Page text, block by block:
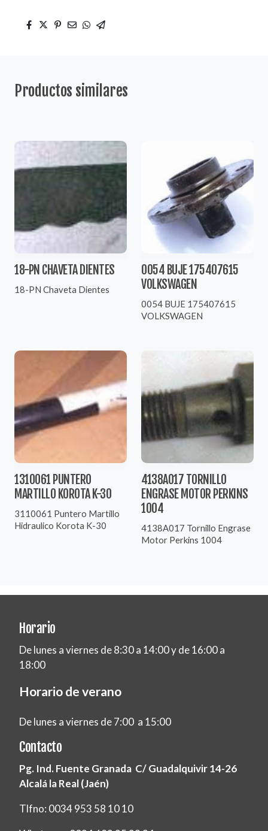
Productos similares
18-PN CHAVETA DIENTES
18-PN Chaveta Dientes
0054 BUJE 175407615
VOLKSWAGEN
0054 BUJE 175407615
VOLKSWAGEN
1310061 PUNTERO
MARTILLO KOROTA K-30
3110061 Puntero Martillo
Hidraulico Korota K-30
4138A017 TORNILLO
ENGRASE MOTOR PERKINS
1004
4138A017 Tornillo Engrase
Motor Perkins 1004
Horario
De lunes a viernes de 8:30 a 14:00 y de 16:00 a
18:00
Horario de verano
De lunes a viernes de 7:00 a 15:00
Contacto
Pg. Ind. Fuente Granada C/ Guadalquivir 14-26
Alcalá la Real (Jaén)
Tlfno: 0034 953 58 10 10